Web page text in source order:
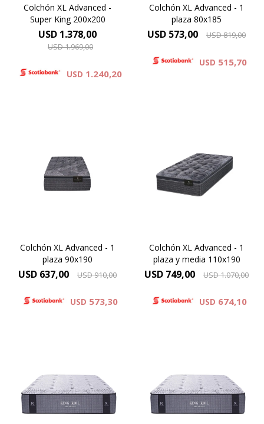
Colchón XL Advanced -
Super King 200x200
USD 1.378,00
USD1.969,00
USD 1.240,20
Colchón XL Advanced - 1
plaza 80x185
USD 573,00 USD819,00
USD 515,70
tejido de punto matelaseado.
Resortes LFK combinados
con espuma
viscoelástica.Altura de
colchón 29 cm.
Colchón XL Advanced - 1
plaza 90x190
USD 637,00 USD910,00
USD 573,30
tejido de punto matelaseado.
Resortes LFK combinados
con espuma
viscoelástica.Altura de
colchón 29 cm.
Colchón XL Advanced - 1
plaza y media 110x190
USD 749,00 USD1.070,00
USD 674,10
Compuesto por tejido de
punto totalmente
matelaseado con capas de
espumas viscoelásticas
Technology combinado con
Compuesto por tejido de
punto totalmente
matelaseado con capas de
espumas viscoelásticas
Technology combinado con